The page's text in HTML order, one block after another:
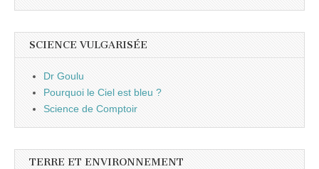
SCIENCE VULGARISÉE
Dr Goulu
Pourquoi le Ciel est bleu ?
Science de Comptoir
TERRE ET ENVIRONNEMENT